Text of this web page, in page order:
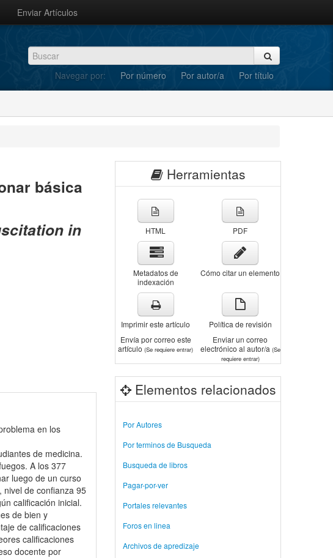
Enviar Artículos
Navegar por: Por número Por autor/a Por título
Herramientas
HTML PDF
Metadatos de
indexación
Cómo citar un elemento
Imprimir este artículo
Política de revisión
Envía por correo este
artículo(Se requiere entrar)
Enviar un correo
electrónico al autor/a (Se
requiere entrar)
Elementos relacionados
Por Autores
Por terminos de Busqueda
Busqueda de libros
Pagar-por-ver
Portales relevantes
Foros en linea
Archivos de apredizaje
básica
in
en los
de medicina.
A los 377
luego de un curso
nivel de confianza 95
calificación inicial.
de bien y
de calificaciones
calificaciones
docente por